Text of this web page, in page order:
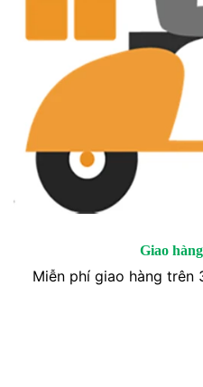
Giao
Miễn phí giao hàng trên